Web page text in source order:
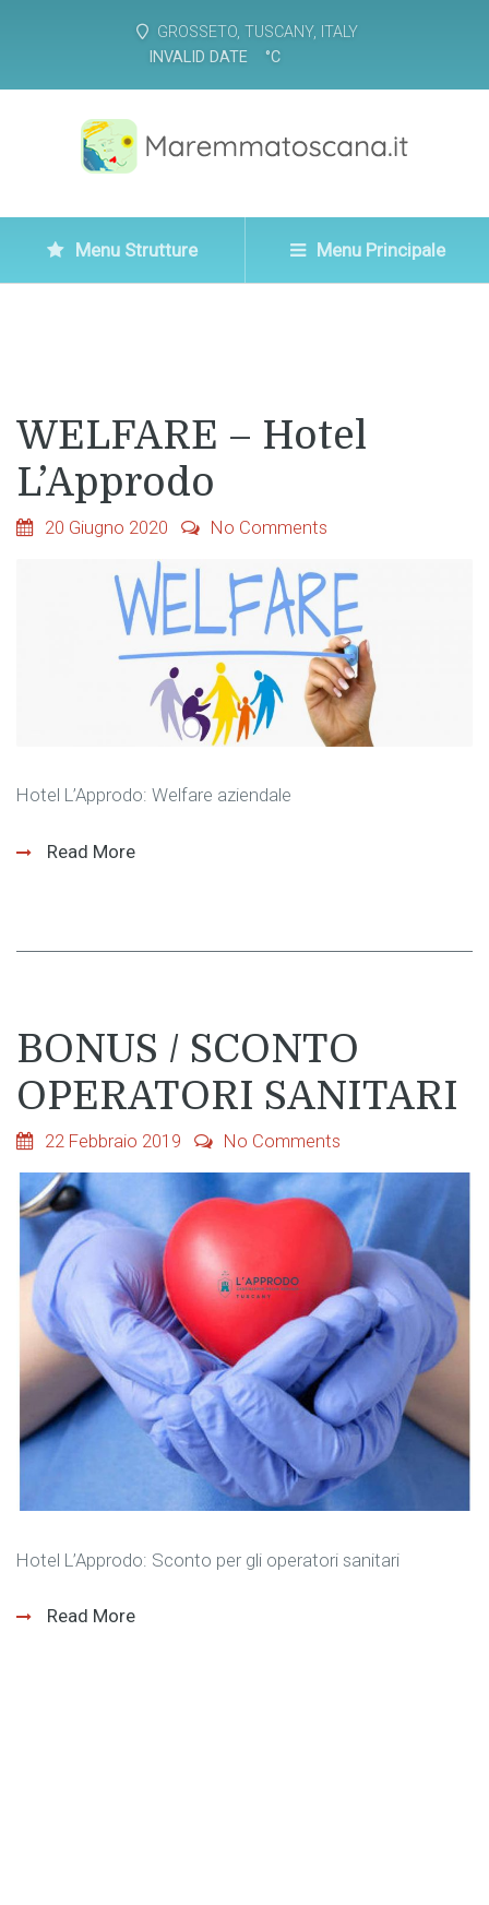
GROSSETO, TUSCANY, ITALY
INVALID DATE
°C
Menu Strutture Menu Principale
WELFARE – Hotel
L’Approdo
20 Giugno 2020 No Comments
Hotel L’Approdo: Welfare aziendale
Read More
BONUS / SCONTO
OPERATORI SANITARI
22 Febbraio 2019 No Comments
Hotel L’Approdo: Sconto per gli operatori sanitari
Read More